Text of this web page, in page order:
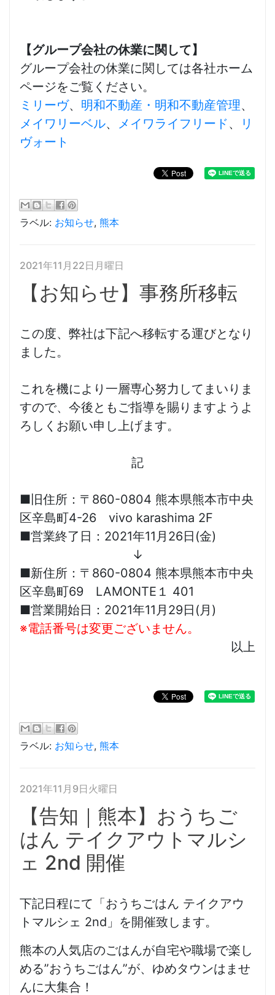
【グループ会社の休業に関して】
グループ会社の休業に関しては各社ホーム
ページをご覧ください。
ミリーヴ、 明和不動産・明和不動産管理、
メイワリーベル、 メイワライフリード、
リ
ヴォート
ラベル: お知らせ, 熊本
2021年11月22日月曜日
【お知らせ】事務所移転
この度、弊社は下記へ移転する運びとなり
ました。
これを機により一層専心努力してまいりま
すので、今後ともご指導を賜りますようよ
ろしくお願い申し上げます。
記
■旧住所：〒860-0804 熊本県熊本市中央
区辛島町4-26 vivo karashima 2F
■営業終了日：2021年11月26日(金)
↓
■新住所：〒860-0804 熊本県熊本市中央
区辛島町69 LAMONTE１ 401
■営業開始日：2021年11月29日(月)
※電話番号は変更ございません。
以上
ラベル: お知らせ, 熊本
2021年11月9日火曜日
【告知｜熊本】おうちご
はん テイクアウトマルシ
ェ 2nd 開催
下記日程にて「おうちごはん テイクアウ
トマルシェ 2nd」を開催致します。
熊本の人気店のごはんが自宅や職場で楽し
める”おうちごはん”が、ゆめタウンはませ
んに大集合！